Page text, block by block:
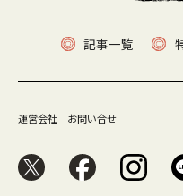
記事一覧
運営会社 お問い合せ